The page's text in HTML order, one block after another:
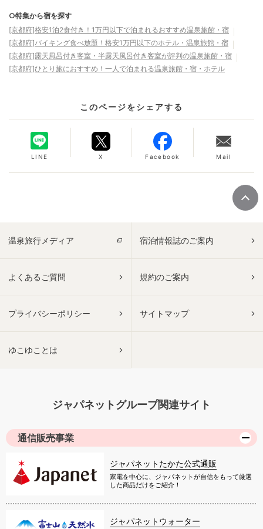
○特集から宿を探す
[京都府]格安1泊2食付き！1万円以下で泊まれるおすすめ温泉旅館・宿
[京都府]バイキング食べ放題！格安1万円以下のホテル・温泉旅館・宿
[京都府]露天風呂付き客室・半露天風呂付き客室が評判の温泉旅館・宿
[京都府]ひとり旅におすすめ！一人で泊まれる温泉旅館・宿・ホテル
このページをシェアする
LINE X Facebook Mail
温泉旅行メディア 宿泊情報誌のご案内
よくあるご質問 規約のご案内
プライバシーポリシー サイトマップ
ゆこゆことは
ジャパネットグループ関連サイト
通信販売事業
ジャパネットたかた公式通販
家電を中心に、ジャパネットが自信をもって厳選
した商品だけをご紹介！
ジャパネットウォーター